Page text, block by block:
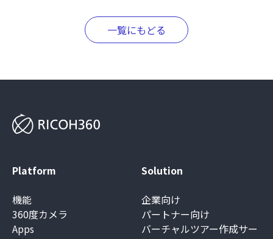
一覧にもどる
Platform
機能
360度カメラ
Apps
Solution
企業向け
パートナー向け
バーチャルツアー作成サー